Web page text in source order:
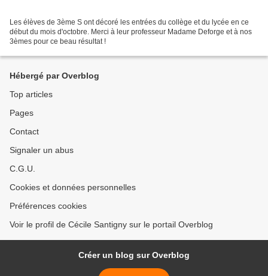
Les élèves de 3ème S ont décoré les entrées du collège et du lycée en ce
début du mois d'octobre. Merci à leur professeur Madame Deforge et à nos
3èmes pour ce beau résultat !
Hébergé par Overblog
Top articles
Pages
Contact
Signaler un abus
C.G.U.
Cookies et données personnelles
Préférences cookies
Voir le profil de Cécile Santigny sur le portail Overblog
Créer un blog sur Overblog